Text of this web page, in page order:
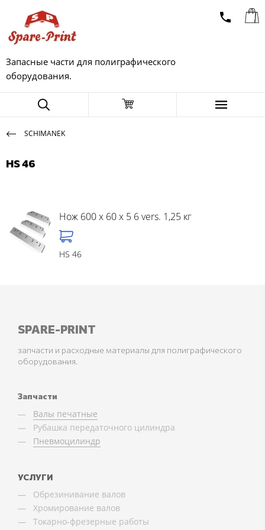
Запасные части для полиграфического
оборудования.
SCHIMANEK
HS 46
Нож 600 x 60 x 5 6 vers. 1,25 кг
HS 46
SPARE-PRINT
запчасти и расходные материалы для полиграфического
оборудования.
Запчасти
Валы печатные
Рубашка передаточного цилиндра
Пневмоцилиндр
УСЛУГИ
Обрезинивание валов
Хромирование валов
Токарно-фрезерные работы